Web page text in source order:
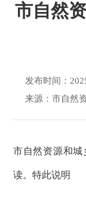
市自然
发布时间：
来源：市自然
市自然资源和城
读。特此说明